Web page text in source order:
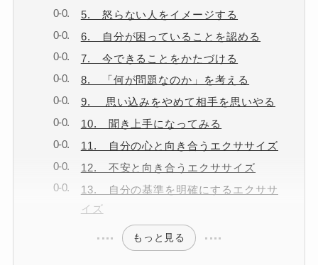
5. 怒らない人をイメージする
6. 自分が困っていることを認める
7. 今できることをかたづける
8. 「何が問題なのか」を考える
9. 思い込みをやめて相手を思いやる
10. 聞き上手になってみる
11. 自分の心と向き合うエクササイズ
12. 不安と向き合うエクササイズ
13. 自分の基準を明確にするエクササ
イズ
もっと見る